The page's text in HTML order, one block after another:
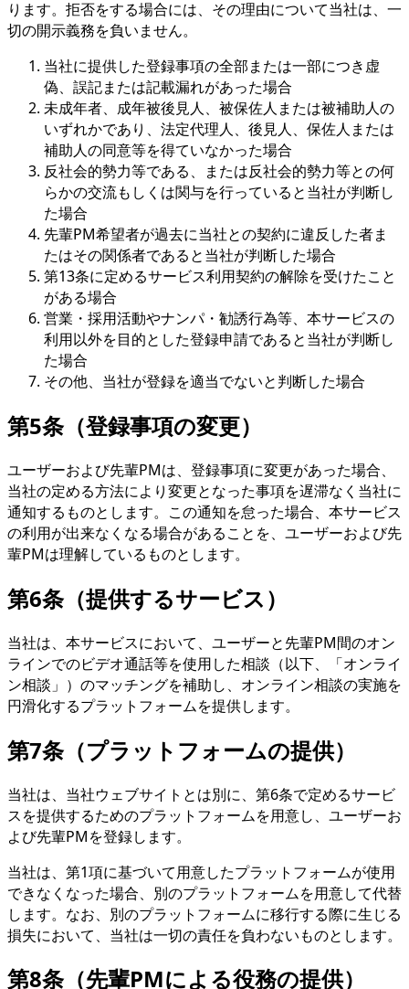
ります。拒否をする場合には、その理由について当社は、一
切の開示義務を負いません。
当社に提供した登録事項の全部または一部につき虚
偽、誤記または記載漏れがあった場合
未成年者、成年被後見人、被保佐人または被補助人の
いずれかであり、法定代理人、後見人、保佐人または
補助人の同意等を得ていなかった場合
反社会的勢力等である、または反社会的勢力等との何
らかの交流もしくは関与を行っていると当社が判断し
た場合
先輩PM希望者が過去に当社との契約に違反した者ま
たはその関係者であると当社が判断した場合
第13条に定めるサービス利用契約の解除を受けたこと
がある場合
営業・採用活動やナンパ・勧誘行為等、本サービスの
利用以外を目的とした登録申請であると当社が判断し
た場合
その他、当社が登録を適当でないと判断した場合
第5条（登録事項の変更）
ユーザーおよび先輩PMは、登録事項に変更があった場合、
当社の定める方法により変更となった事項を遅滞なく当社に
通知するものとします。この通知を怠った場合、本サービス
の利用が出来なくなる場合があることを、ユーザーおよび先
輩PMは理解しているものとします。
第6条（提供するサービス）
当社は、本サービスにおいて、ユーザーと先輩PM間のオン
ラインでのビデオ通話等を使用した相談（以下、「オンライ
ン相談」）のマッチングを補助し、オンライン相談の実施を
円滑化するプラットフォームを提供します。
第7条（プラットフォームの提供）
当社は、当社ウェブサイトとは別に、第6条で定めるサービ
スを提供するためのプラットフォームを用意し、ユーザーお
よび先輩PMを登録します。
当社は、第1項に基づいて用意したプラットフォームが使用
できなくなった場合、別のプラットフォームを用意して代替
します。なお、別のプラットフォームに移行する際に生じる
損失において、当社は一切の責任を負わないものとします。
第8条（先輩PMによる役務の提供）